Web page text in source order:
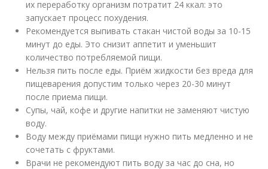
их переработку организм потратит 24 ккал: это
запускает процесс похудения.
Рекомендуется выпивать стакан чистой воды за 10-15
минут до еды. Это снизит аппетит и уменьшит
количество потребляемой пищи.
Нельзя пить после еды. Приём жидкости без вреда для
пищеварения допустим только через 20-30 минут
после приема пищи.
Супы, чай, кофе и другие напитки не заменяют чистую
воду.
Воду между приёмами пищи нужно пить медленно и не
сочетать с фруктами.
Врачи не рекомендуют пить воду за час до сна, но